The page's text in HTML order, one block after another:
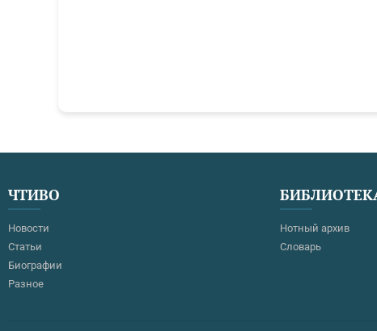
ЧТИВО
Новости
Статьи
Биографии
Разное
Нотный архив
Словарь